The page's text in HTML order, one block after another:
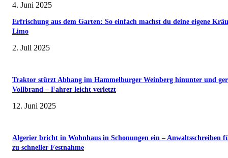
4. Juni 2025
Erfrischung aus dem Garten: So einfach machst du deine eigene
Limo
2. Juli 2025
Traktor stürzt Abhang im Hammelburger Weinberg hinunter und
Vollbrand – Fahrer leicht verletzt
12. Juni 2025
Algerier bricht in Wohnhaus in Schonungen ein – Anwaltsschreiben
zu schneller Festnahme